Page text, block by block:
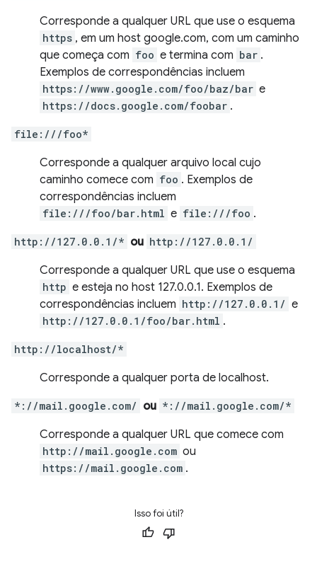
Corresponde a qualquer URL que use o esquema
https , em um host google.com, com um caminho
que começa com foo e termina com bar .
Exemplos de correspondências incluem
https://www.google.com/foo/baz/bar e
https://docs.google.com/foobar .
file:///foo*
Corresponde a qualquer arquivo local cujo
caminho comece com foo . Exemplos de
correspondências incluem
file:///foo/bar.html e file:///foo .
http://127.0.0.1/* ou http://127.0.0.1/
Corresponde a qualquer URL que use o esquema
http e esteja no host 127.0.0.1. Exemplos de
correspondências incluem http://127.0.0.1/ e
http://127.0.0.1/foo/bar.html .
http://localhost/*
Corresponde a qualquer porta de localhost.
*://mail.google.com/ ou *://mail.google.com/*
Corresponde a qualquer URL que comece com
http://mail.google.com ou
https://mail.google.com .
Isso foi útil?